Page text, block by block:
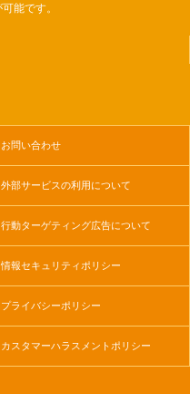
能です。
お問い合わせ
外部サービスの利用について
行動ターゲティング広告について
情報セキュリティポリシー
プライバシーポリシー
カスタマーハラスメントポリシー